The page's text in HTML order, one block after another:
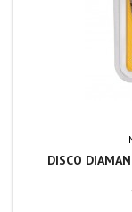
DISCO